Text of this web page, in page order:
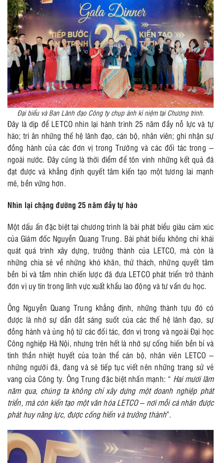
Đại biểu và Ban Lãnh đạo Công ty chụp ảnh kỉ niệm tại Chương trình.
Đây là dịp để LETCO nhìn lại hành trình 25 năm đầy nỗ lực và tự
hào; tri ân những thế hệ lãnh đạo, cán bộ, nhân viên; ghi nhận sự
đồng hành của các đơn vị trong Trường và các đối tác trong –
ngoài nước. Đây cũng là thời điểm để tôn vinh những kết quả đã
đạt được và khẳng định quyết tâm kiến tạo một tương lai mạnh
mẽ, bền vững hơn.
Nhìn lại chặng đường 25 năm đầy tự hào
Một dấu ấn đặc biệt tại chương trình là bài phát biểu giàu cảm xúc
của Giám đốc Nguyễn Quang Trung. Bài phát biểu không chỉ khái
quát quá trình xây dựng, trưởng thành của LETCO, mà còn là
những chia sẻ về những khó khăn, thử thách, những quyết tâm
bền bỉ và tầm nhìn chiến lược đã đưa LETCO phát triển trở thành
đơn vị uy tín trong lĩnh vực xuất khẩu lao động và tư vấn du học.
Ông Nguyễn Quang Trung khẳng định, những thành tựu đó có
được là nhờ sự dẫn dắt sáng suốt của các thế hệ lãnh đạo, sự
đồng hành và ủng hộ từ các đối tác, đơn vị trong và ngoài Đại học
Công nghiệp Hà Nội, nhưng trên hết là nhờ sự cống hiến bền bỉ và
tinh thần nhiệt huyết của toàn thể cán bộ, nhân viên LETCO –
những người đã, đang và sẽ tiếp tục viết nên những trang sử vẻ
vang của Công ty. Ông Trung đặc biệt nhấn mạnh: “ Hai mươi lăm
năm qua, chúng ta không chỉ xây dựng một doanh nghiệp phát
triển, mà còn kiến tạo một văn hóa LETCO – nơi mỗi cá nhân được
phát huy năng lực, được cống hiến và trưởng thành”.